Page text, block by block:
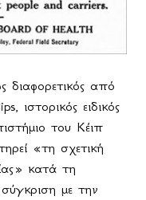
διαφορετικός από
, ιστορικός ειδικός
του Κέιπ
«τη σχετική
κατά τη
με την